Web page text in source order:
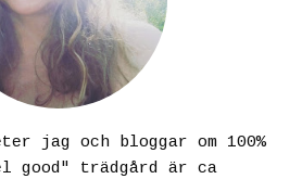
jag och bloggar om 100%
good" trädgård är ca